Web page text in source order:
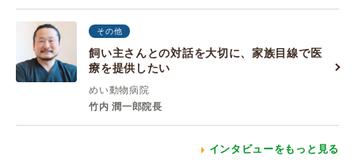
その他
飼い主さんとの対話を大切に、家族目線で医
療を提供したい
めい動物病院
竹内 潤一郎院長
インタビューをもっと見る